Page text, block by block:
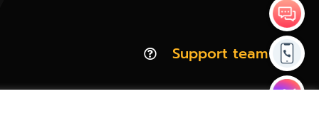
Support team